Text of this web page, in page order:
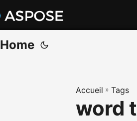
Home
Accueil » Tags
word